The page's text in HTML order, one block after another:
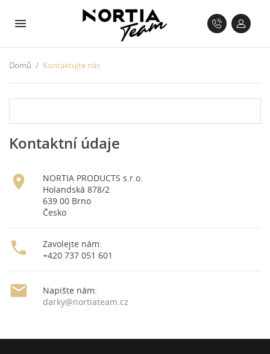
Domů Kontaktujte nás
Kontaktní údaje

NORTIA PRODUCTS s.r.o.
Holandská 878/2
639 00 Brno
Česko

Zavolejte nám:
+420 737 051 601

Napište nám:
darky@nortiateam.cz